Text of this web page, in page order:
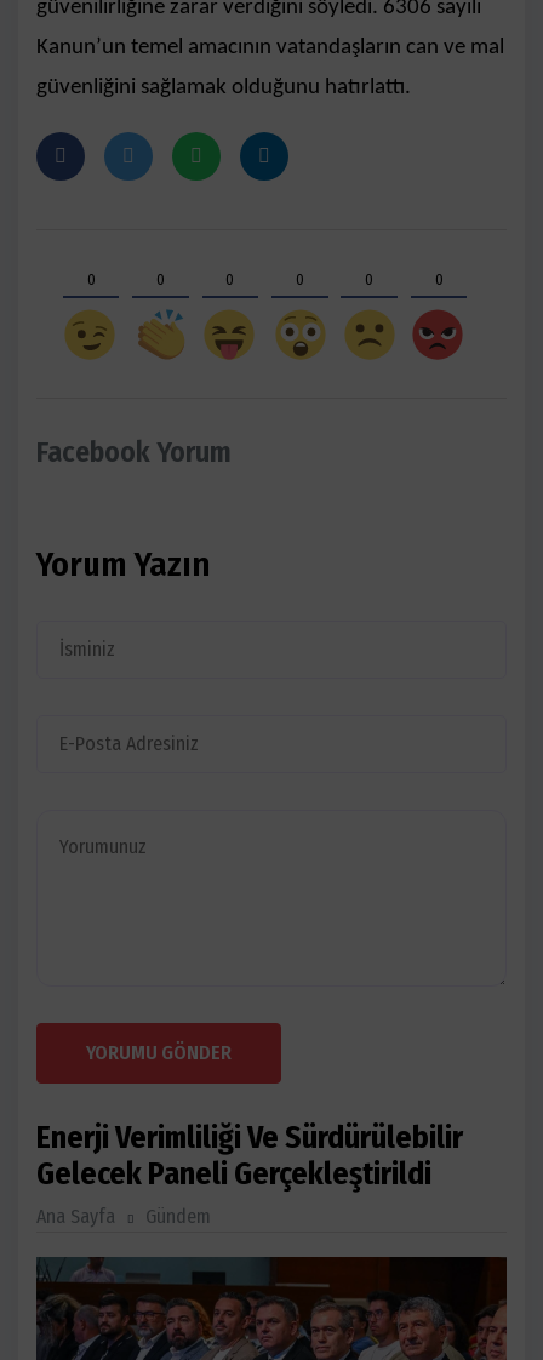
güvenilirliğine zarar verdiğini söyledi. 6306 sayılı
Kanun’un temel amacının vatandaşların can ve mal
güvenliğini sağlamak olduğunu hatırlattı.
0 0 0 0 0 0
Facebook Yorum
Yorum Yazın
YORUMU GÖNDER
Enerji Verimliliği Ve Sürdürülebilir
Gelecek Paneli Gerçekleştirildi
Ana Sayfa Gündem